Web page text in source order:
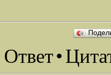
Ответ•